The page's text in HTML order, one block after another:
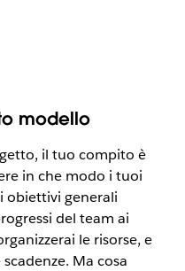
modello
il tuo compito è
in che modo i tuoi
obiettivi generali
del team ai
le risorse, e
Ma cosa